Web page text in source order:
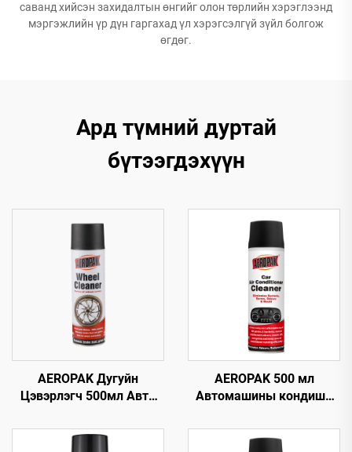
саванд хийсэн захидалтын өнгийг олон төрлийн хэрэглээнд
мэргэжлийн үр дүн гаргахад үл хэрэгсэлгүй зүйл болгож
өгдөг.
Ард түмний дуртай
бүтээгдэхүүн
AEROPAK Дугуйн
Цэвэрлэгч 500мл Авто
Цэвэрлэх Зориулсан
Машины Цэвэрлэгч
AEROPAK 500 мл
Автомашины кондишн
ийг ноцохгүй цэвэрлэгч